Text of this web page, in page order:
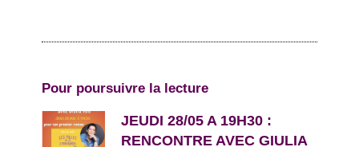
Pour poursuivre la lecture
JEUDI 28/05 A 19H30 :
RENCONTRE AVEC GIULIA